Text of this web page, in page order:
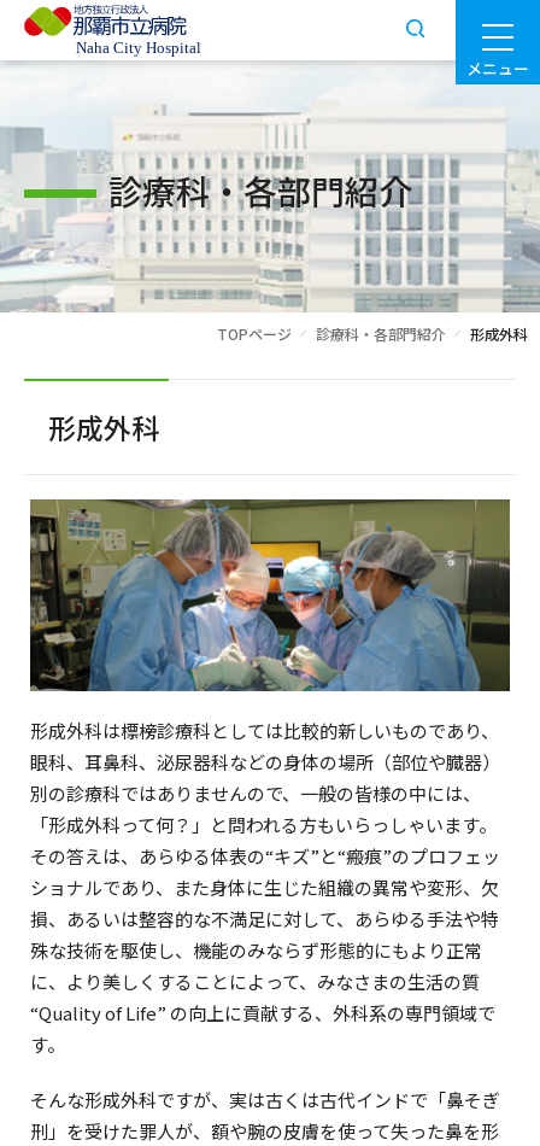
メニュー
診療科・各部門紹介
TOPページ 診療科・各部門紹介 形成外科
形成外科
形成外科は標榜診療科としては比較的新しいものであり、
眼科、耳鼻科、泌尿器科などの身体の場所（部位や臓器）
別の診療科ではありませんので、一般の皆様の中には、
「形成外科って何？」と問われる方もいらっしゃいます。
その答えは、あらゆる体表の“キズ”と“瘢痕”のプロフェッ
ショナルであり、また身体に生じた組織の異常や変形、欠
損、あるいは整容的な不満足に対して、あらゆる手法や特
殊な技術を駆使し、機能のみならず形態的にもより正常
に、より美しくすることによって、みなさまの生活の質
“Quality of Life” の向上に貢献する、外科系の専門領域で
す。
そんな形成外科ですが、実は古くは古代インドで「鼻そぎ
刑」を受けた罪人が、額や腕の皮膚を使って失った鼻を形